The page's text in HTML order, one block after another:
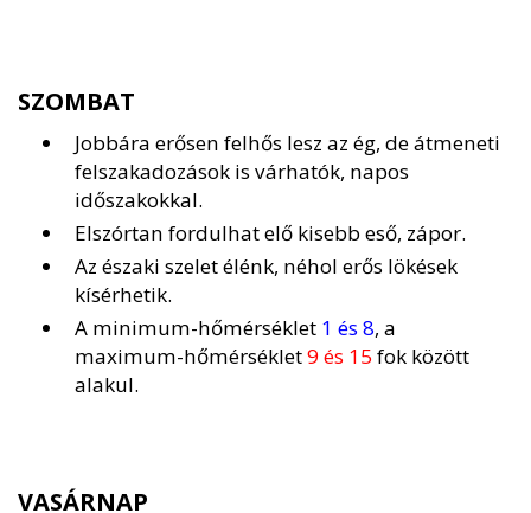
SZOMBAT
Jobbára erősen felhős lesz az ég, de átmeneti
felszakadozások is várhatók, napos
időszakokkal.
Elszórtan fordulhat elő kisebb eső, zápor.
Az északi szelet élénk, néhol erős lökések
kísérhetik.
A minimum-hőmérséklet 1 és 8, a
maximum-hőmérséklet9 és 15 fok között
alakul.
VASÁRNAP